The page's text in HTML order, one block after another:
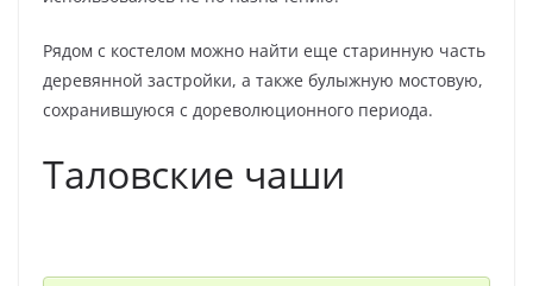
Рядом с костелом можно найти еще старинную часть
деревянной застройки, а также булыжную мостовую,
сохранившуюся с дореволюционного периода.
Таловские чаши